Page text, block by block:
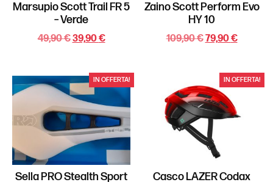
Marsupio Scott Trail FR 5
– Verde
49,90€39,90€
Zaino Scott Perform Evo
HY 10
109,90€79,90€
IN OFFERTA!
Sella PRO Stealth Sport
IN OFFERTA!
Casco LAZER Codax